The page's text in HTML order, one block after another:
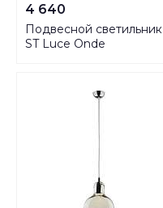
4 640
Подвесной светильник
ST Luce Onde